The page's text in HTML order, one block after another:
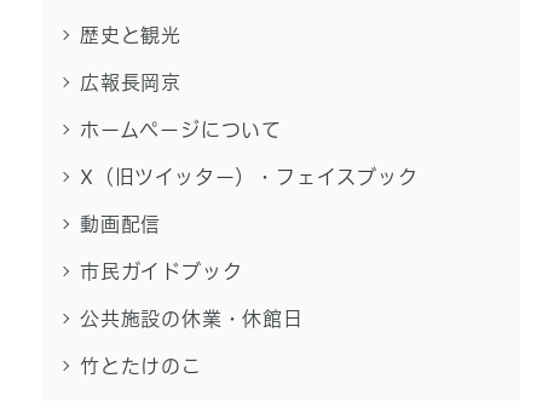
歴史と観光
広報長岡京
ホームページについて
X（旧ツイッター）・フェイスブック
動画配信
市民ガイドブック
公共施設の休業・休館日
竹とたけのこ